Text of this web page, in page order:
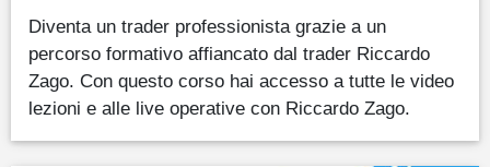
Diventa un trader professionista grazie a un
percorso formativo affiancato dal trader Riccardo
Zago. Con questo corso hai accesso a tutte le video
lezioni e alle live operative con Riccardo Zago.